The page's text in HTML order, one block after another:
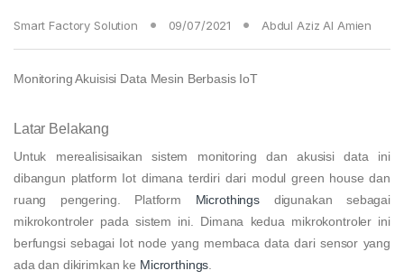
Smart Factory Solution 09/07/2021 Abdul Aziz Al Amien
Monitoring Akuisisi Data Mesin Berbasis IoT
Latar Belakang
Untuk merealisisaikan sistem monitoring dan akusisi data ini
dibangun platform Iot dimana terdiri dari modul green house dan
ruang pengering. Platform Microthings digunakan sebagai
mikrokontroler pada sistem ini. Dimana kedua mikrokontroler ini
berfungsi sebagai Iot node yang membaca data dari sensor yang
ada dan dikirimkan ke Microrthings.